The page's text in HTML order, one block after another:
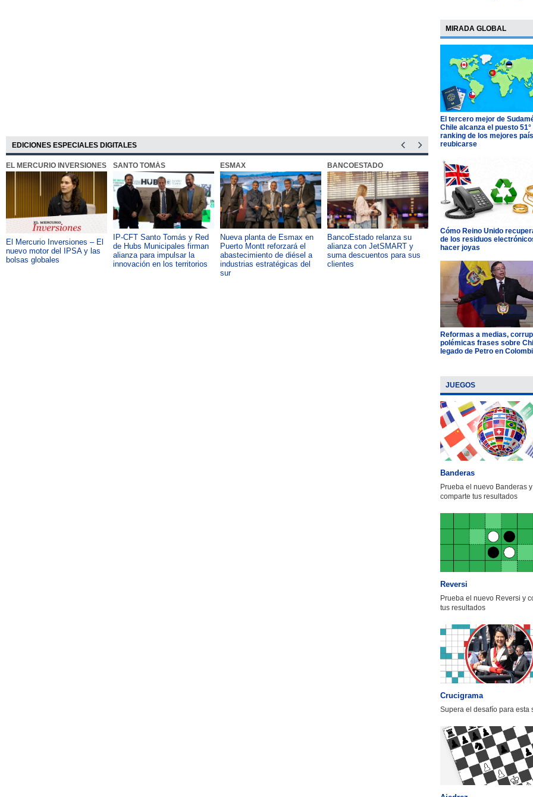
EDICIONES ESPECIALES DIGITALES
EL MERCURIO INVERSIONES
El Mercurio Inversiones – El
nuevo motor del IPSA y las
bolsas globales
SANTO TOMÁS
IP-CFT Santo Tomás y Red
de Hubs Municipales firman
alianza para impulsar la
innovación en los territorios
ESMAX
Nueva planta de Esmax en
Puerto Montt reforzará el
abastecimiento de diésel a
industrias estratégicas del
sur
BANCOESTADO
BancoEstado relanza su
alianza con JetSMART y
suma descuentos para sus
clientes
OTIC CCHC
Capacitación como foco del
desarrollo país: OTIC de la
impacto de formar talento
MIRADA GLOBAL
El tercero mejor de
Chile alcanza el puesto 51°
ranking de los mejores
reubicarse
Cómo Reino Unido
de los residuos
hacer joyas
Reformas a medias,
polémicas frases sobre
legado de Petro en
JUEGOS
Banderas
Prueba el nuevo Banderas y
comparte tus resultados
Reversi
Prueba el nuevo Reversi y
tus resultados
Crucigrama
Supera el desafío para esta